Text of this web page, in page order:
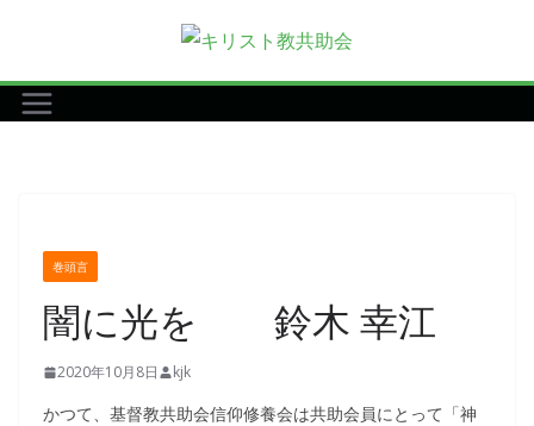
テ
ン
巻頭言
闇に光を 鈴木 幸江
2020年10月8日 kjk
かつて、基督教共助会信仰修養会は共助会員にとって「神